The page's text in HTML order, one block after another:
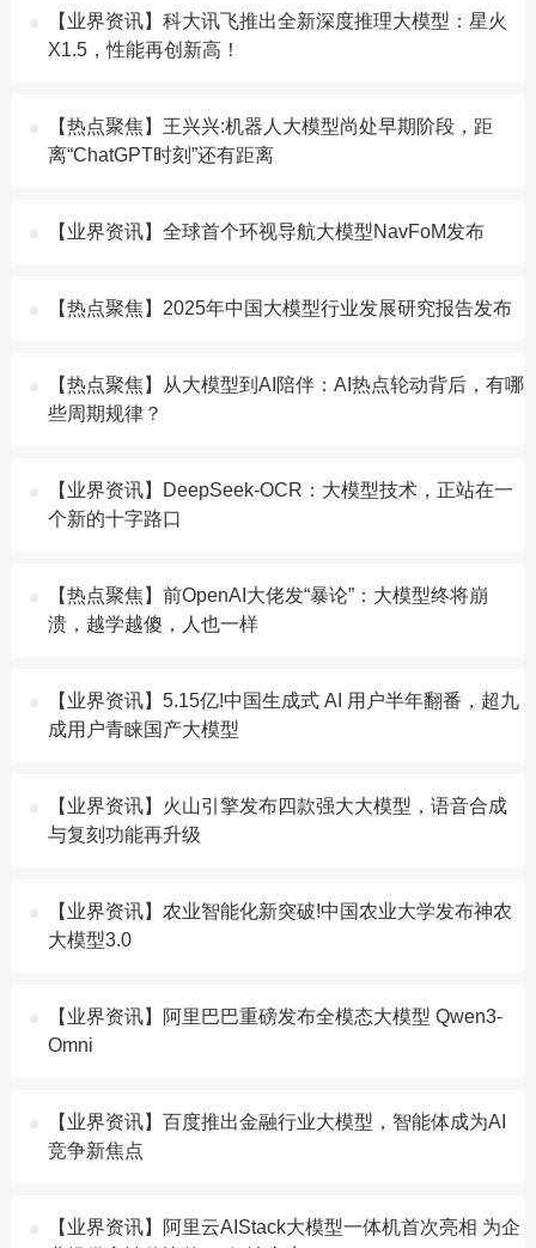
【业界资讯】科大讯飞推出全新深度推理大模型：星火
X1.5，性能再创新高！
【热点聚焦】王兴兴:机器人大模型尚处早期阶段，距
离“ChatGPT时刻”还有距离
【业界资讯】全球首个环视导航大模型NavFoM发布
【热点聚焦】2025年中国大模型行业发展研究报告发布
【热点聚焦】从大模型到AI陪伴：AI热点轮动背后，有哪
些周期规律？
【业界资讯】DeepSeek-OCR：大模型技术，正站在一
个新的十字路口
【热点聚焦】前OpenAI大佬发“暴论”：大模型终将崩
溃，越学越傻，人也一样
【业界资讯】5.15亿!中国生成式 AI 用户半年翻番，超九
成用户青睐国产大模型
【业界资讯】火山引擎发布四款强大大模型，语音合成
与复刻功能再升级
【业界资讯】农业智能化新突破!中国农业大学发布神农
大模型3.0
【业界资讯】阿里巴巴重磅发布全模态大模型 Qwen3-
Omni
【业界资讯】百度推出金融行业大模型，智能体成为AI
竞争新焦点
【业界资讯】阿里云AIStack大模型一体机首次亮相 为企